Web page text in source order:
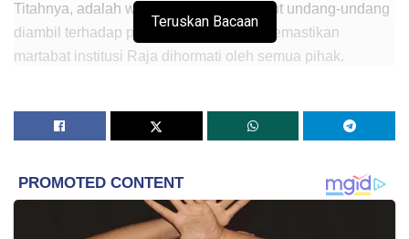
Titahnya, adalah wajar tindakan mengikut undang-undang
diambil terhadap pihak terbabit dalam memastikan
martabat institusi Raja dihormati oleh semua pihak.
Berperlembagaan yang diamalkan di negara ini.
kuasa tertinggi, khususnya dalam hal ehwal agama Islam,
sikap segelintir pihak menghina Raja dan kesucian Islam
tidak boleh dipandang ringan serta perlu dikenakan
Teruskan Bacaan